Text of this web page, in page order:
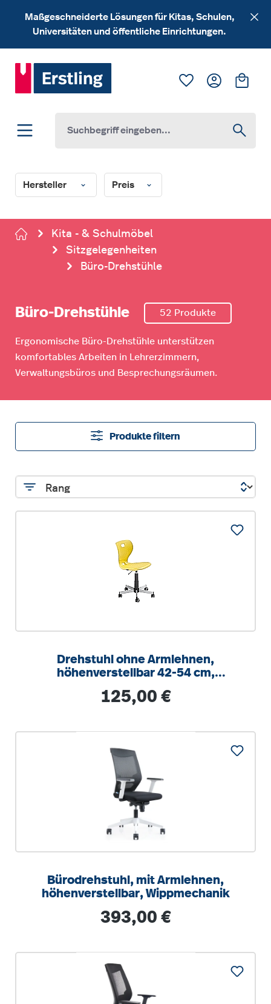
Zum Hauptinhalt springen
Maßgeschneiderte Lösungen für Kitas, Schulen,
Universitäten und öffentliche Einrichtungen.
Du hast 0
Hersteller Preis
Kita - & Schulmöbel
Sitzgelegenheiten
Büro-Drehstühle
Büro-Drehstühle 52 Produkte
Ergonomische Büro-Drehstühle unterstützen
komfortables Arbeiten in Lehrerzimmern,
Verwaltungsbüros und Besprechungsräumen.
Produkte filtern
Drehstuhl ohne Armlehnen,
höhenverstellbar 42-54 cm,
Regulärer Preis:
125,00 €
Bürodrehstuhl, mit Armlehnen,
höhenverstellbar, Wippmechanik
Regulärer Preis:
393,00 €